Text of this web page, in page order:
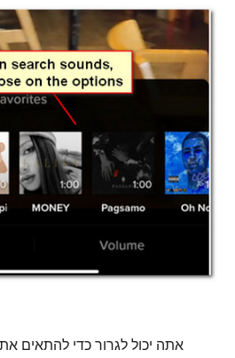
אתה יכול לגרור כדי להתאים